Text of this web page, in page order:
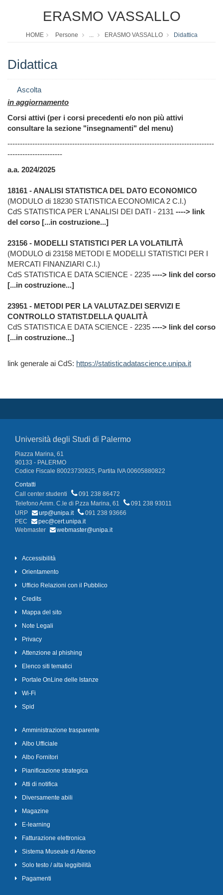
ERASMO VASSALLO
HOME Persone ... ERASMO VASSALLO Didattica
Didattica
Ascolta
in aggiornamento
Corsi attivi (per i corsi precedenti e/o non più attivi
consultare la sezione "insegnamenti" del menu)
-----------------------------------------------------------------------------------
----------------------
a.a. 2024/2025
18161 - ANALISI STATISTICA DEL DATO ECONOMICO
(MODULO di 18230 STATISTICA ECONOMICA 2 C.I.)
CdS STATISTICA PER L'ANALISI DEI DATI - 2131 ----> link
del corso [...in costruzione...]
23156 - MODELLI STATISTICI PER LA VOLATILITÀ
(MODULO di 23158 METODI E MODELLI STATISTICI PER I
MERCATI FINANZIARI C.I.)
CdS STATISTICA E DATA SCIENCE - 2235 ----> link del corso
[...in costruzione...]
23951 - METODI PER LA VALUTAZ.DEI SERVIZI E
CONTROLLO STATIST.DELLA QUALITÀ
CdS STATISTICA E DATA SCIENCE - 2235 ----> link del corso
[...in costruzione...]
link generale ai CdS: https://statisticadatascience.unipa.it
Università degli Studi di Palermo
Piazza Marina, 61
90133 - PALERMO
Codice Fiscale 80023730825, Partita IVA 00605880822
Contatti
Call center studenti
091 238 86472
Telefono Amm. C.le di P.zza Marina, 61
091 238 93011
URP
urp@unipa.it
091 238 93666
PEC
pec@cert.unipa.it
Webmaster
webmaster@unipa.it
Accessibilità
Orientamento
Ufficio Relazioni con il Pubblico
Credits
Mappa del sito
Note Legali
Privacy
Attenzione al phishing
Elenco siti tematici
Portale OnLine delle Istanze
Wi-Fi
Spid
Amministrazione trasparente
Albo Ufficiale
Albo Fornitori
Pianificazione strategica
Atti di notifica
Diversamente abili
Magazine
E-learning
Fatturazione elettronica
Sistema Museale di Ateneo
Solo testo / alta leggibilità
Pagamenti